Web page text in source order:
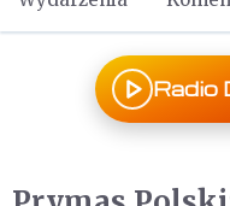
Radio